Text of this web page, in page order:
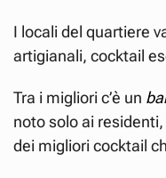
I locali del quartiere
artigianali, cocktail
Tra i migliori c’è un
noto solo ai
dei migliori cocktail